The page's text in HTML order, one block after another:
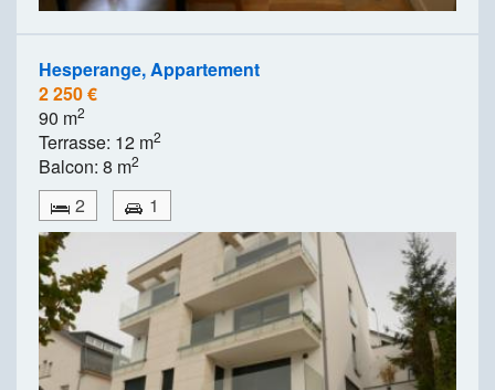
Hesperange, Appartement
2 250 €
90 m2
Terrasse: 12 m2
Balcon: 8 m2
2 1